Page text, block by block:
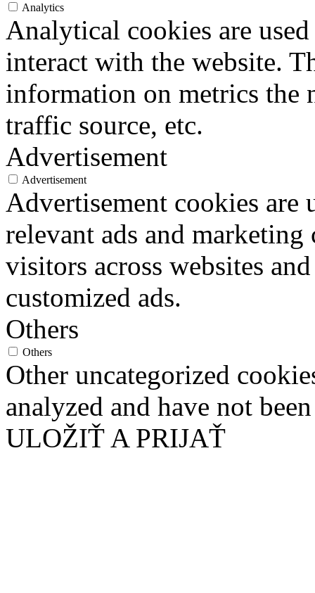
Analytics
Analytical cookies are
interact with the website.
information on metrics the
traffic source, etc.
Advertisement
Advertisement
Advertisement cookies
relevant ads and marketing
visitors across websites
customized ads.
Others
Others
Other uncategorized
analyzed and have not
ULOŽIŤ A PRIJAŤ